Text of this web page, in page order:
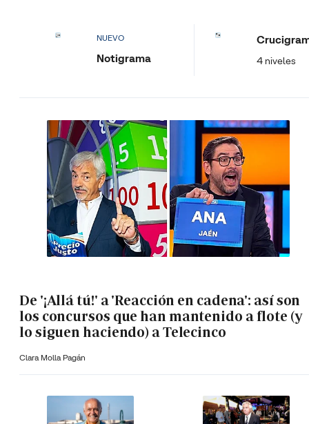
NUEVO
Notigrama 4 niveles
De '¡Allá tú!' a 'Reacción en cadena': así son
los concursos que han mantenido a flote (y
lo siguen haciendo) a Telecinco
Clara Molla Pagán